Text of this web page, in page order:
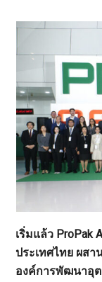
เริ่มแล้ว ProPak
ประเทศไทย ผส
องค์การพัฒนาอุ